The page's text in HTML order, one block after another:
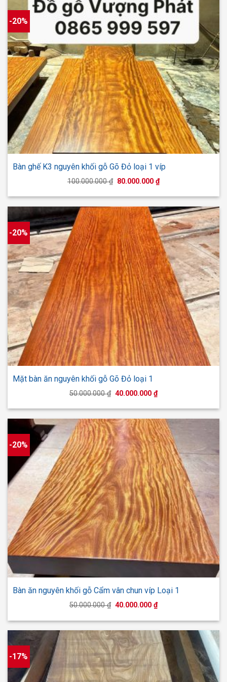
-20%
Bàn ghế K3 nguyên khối gỗ Gõ Đỏ loại 1 víp
100.000.000₫ Giá
là:
80.000.000₫Giá
hiện
tại
80.000.000 ₫.
-20%
Mặt bàn ăn nguyên khối gỗ Gõ Đỏ loại 1
50.000.000₫ Giá
là:
40.000.000₫Giá
hiện
tại
40.000.000 ₫.
-20%
Bàn ăn nguyên khối gỗ Cẩm vân chun víp Loại 1
50.000.000₫ Giá
là:
40.000.000₫Giá
hiện
tại
40.000.000 ₫.
-17%